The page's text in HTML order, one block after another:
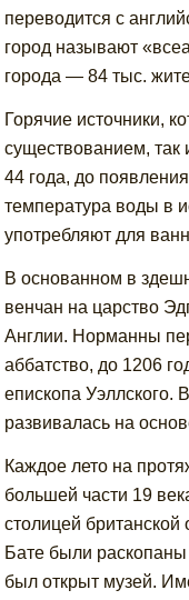
переводится с
город называют
города — 84 тыс.
Горячие источники,
существованием,
44 года, до
температура воды в
употребляют для
В основанном в
венчан на царство
Англии. Норманны
аббатство, до 1206
епископа Уэллского.
развивалась на
Каждое лето на
большей части 19
столицей
Бате были
был открыт музей.